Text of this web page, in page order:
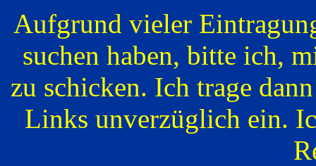
Aufgrund vieler
suchen haben, bitte ich,
zu schicken. Ich trage
Links unverzüglich ein.